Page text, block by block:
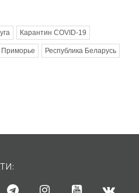
Карантин COVID-19
Приморье Республика Беларусь